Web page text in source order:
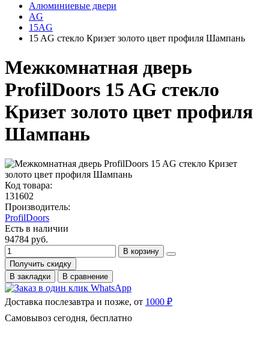
Алюминиевые двери
AG
15AG
15 AG стекло Кризет золото цвет профиля Шампань
Межкомнатная дверь
ProfilDoors 15 AG стекло
Кризет золото цвет профиля
Шампань
Код товара:
131602
Производитель:
ProfilDoors
Есть в наличии
94784 руб.
В корзину
Получить скидку
В закладки
В сравнение
Доставка послезавтра и позже, от 1000 ₽
Самовывоз сегодня, бесплатно